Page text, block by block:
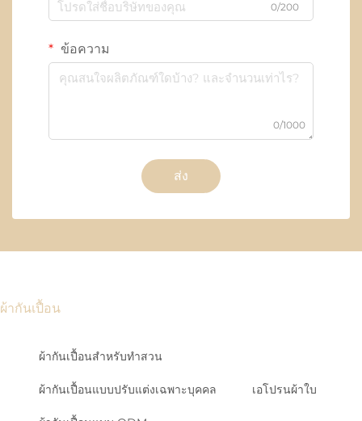
0/200
ข้อความ
0/1000
ส่ง
ผ้ากันเปื้อน
ผ้ากันเปื้อนสำหรับทำสวน
ผ้ากันเปื้อนแบบปรับแต่งเฉพาะบุคคล เอโปรนผ้าใบ